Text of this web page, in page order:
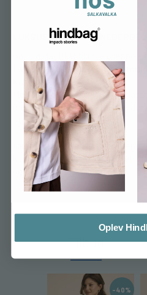
LUKSUS • BOMULD • NEDERDEL
Gør dig klar til at skinne i denne
Lavet af 100% økologisk bomuld
kvalitet med bæredygtighed.
Med en moderne tolkning af
must-have for enhver kvinde,
stil til sin garderobe.
Ikke kun er Delfi Skirt
kombineres perfekt med vores
og strålende look.
Tilbud
-40%
Oplev